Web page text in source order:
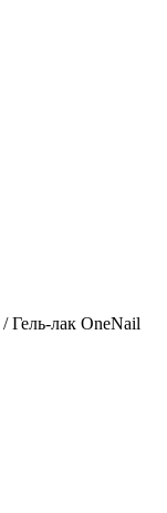
/Гель-лак OneNail